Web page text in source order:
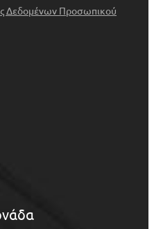
Δεδομένων Προσωπικού